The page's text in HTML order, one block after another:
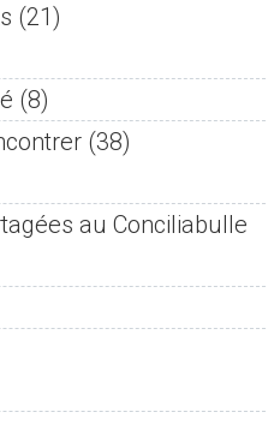
(21)
(8)
(38)
au Conciliabulle